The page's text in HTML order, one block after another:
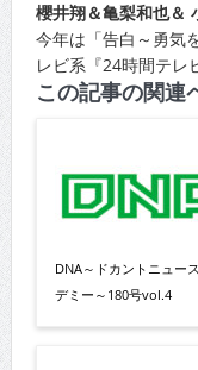
櫻井翔＆亀梨和也＆
今年は「告白～勇気
レビ系『24時間テレ
この記事の関連
DNA～ドカントニュー
デミー～180号vol.4